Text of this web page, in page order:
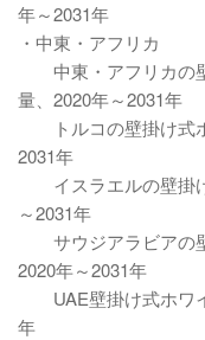
年～2031年
・中東・アフリカ
中東・アフリカの
量、2020年～2031年
トルコの壁掛け式ホ
2031年
イスラエルの壁掛
～2031年
サウジアラビアの壁
2020年～2031年
UAE壁掛け式ホワ
年